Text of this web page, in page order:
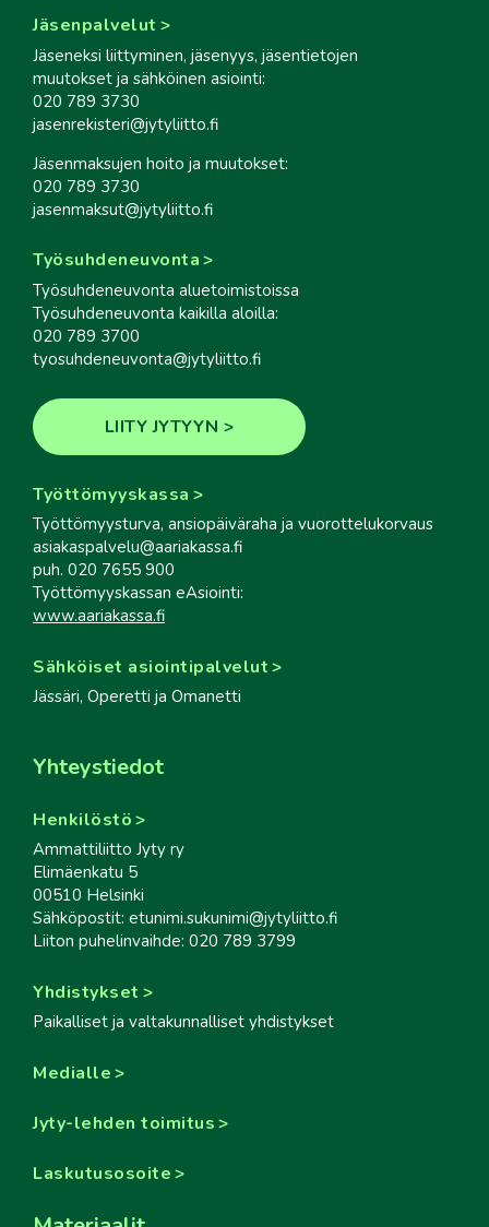
Jäsenpalvelut
Jäseneksi liittyminen, jäsenyys, jäsentietojen
muutokset ja sähköinen asiointi:
020 789 3730
jasenrekisteri@jytyliitto.fi
Jäsenmaksujen hoito ja muutokset:
020 789 3730
jasenmaksut@jytyliitto.fi
Työsuhdeneuvonta
Työsuhdeneuvonta aluetoimistoissa
Työsuhdeneuvonta kaikilla aloilla:
020 789 3700
tyosuhdeneuvonta@jytyliitto.fi
LIITY JYTYYN
Työttömyyskassa
Työttömyysturva, ansiopäiväraha ja vuorottelukorvaus
asiakaspalvelu@aariakassa.fi
puh. 020 7655 900
Työttömyyskassan eAsiointi:
www.aariakassa.fi
Sähköiset asiointipalvelut
Jässäri, Operetti ja Omanetti
Yhteystiedot
Henkilöstö
Ammattiliitto Jyty ry
Elimäenkatu 5
00510 Helsinki
Sähköpostit: etunimi.sukunimi@jytyliitto.fi
Liiton puhelinvaihde: 020 789 3799
Yhdistykset
Paikalliset ja valtakunnalliset yhdistykset
Medialle
Jyty-lehden toimitus
Laskutusosoite